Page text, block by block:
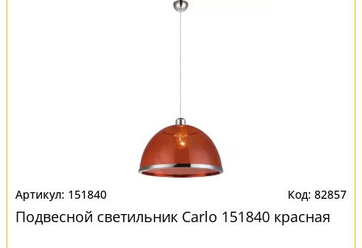
151840 82857
Подвесной светильник Carlo 151840 красная